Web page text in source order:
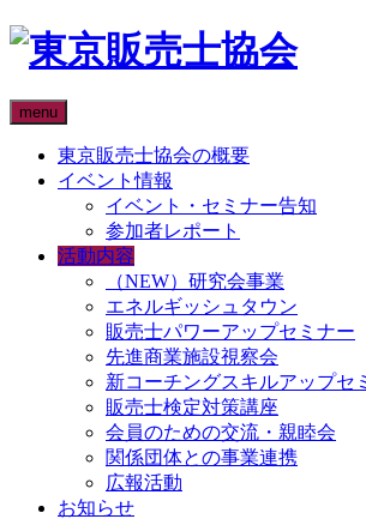
menu
東京販売士協会の概要
イベント情報
イベント・セミナー告知
参加者レポート
活動内容
（NEW）研究会事業
エネルギッシュタウン
販売士パワーアップセミナー
先進商業施設視察会
新コーチングスキルアップセ
販売士検定対策講座
会員のための交流・親睦会
関係団体との事業連携
広報活動
お知らせ